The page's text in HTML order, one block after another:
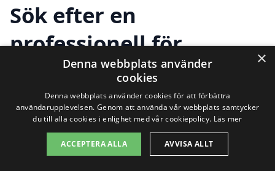
Sök efter en
professionell för
fönstermålning i andra
städer nära Linneryd
Att hitta rätt hjälp för
fönstermålning i
×
Denna webbplats använder
cookies
Denna webbplats använder cookies för att förbättra
användarupplevelsen. Genom att använda vår webbplats samtycker
du till alla cookies i enlighet med vår cookiepolicy. Läs mer
ACCEPTERA ALLA AVVISA ALLT